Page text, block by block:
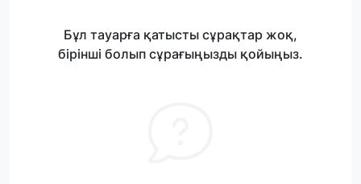
Бұл тауарға қатысты сұрақтар жоқ,
бірінші болып сұрағыңызды қойыңыз.